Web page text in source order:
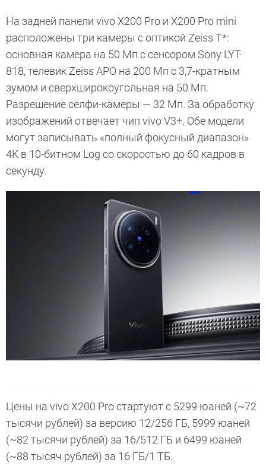
На задней панели vivo X200 Pro и X200 Pro mini
расположены три камеры с оптикой Zeiss T*:
основная камера на 50 Мп с сенсором Sony LYT-
818, телевик Zeiss APO на 200 Мп с 3,7-кратным
зумом и сверхширокоугольная на 50 Мп.
Разрешение селфи-камеры — 32 Мп. За обработку
изображений отвечает чип vivo V3+. Обе модели
могут записывать «полный фокусный диапазон»
4K в 10-битном Log со скоростью до 60 кадров в
секунду.
Цены на vivo X200 Pro стартуют с 5299 юаней (~72
тысячи рублей) за версию 12/256 ГБ, 5999 юаней
(~82 тысячи рублей) за 16/512 ГБ и 6499 юаней
(~88 тысяч рублей) за 16 ГБ/1 ТБ.